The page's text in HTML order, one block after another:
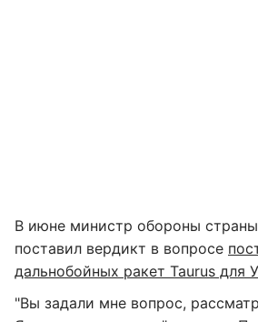
В июне министр обороны
поставил вердикт в вопросе
дальнобойных ракет Taurus для
"Вы задали мне вопрос,